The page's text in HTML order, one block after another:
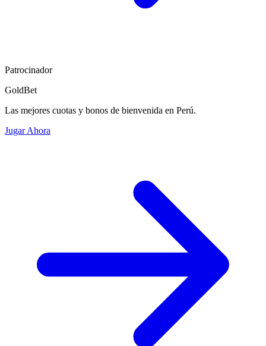
Patrocinador
GoldBet
Las mejores cuotas y bonos de bienvenida en Perú.
Jugar Ahora